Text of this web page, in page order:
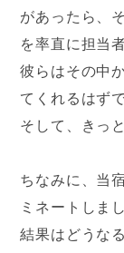
があったら、
を率直に担当
彼らはその中
てくれるはずで
そして、きっ
ちなみに、当
ミネートしま
結果はどうな